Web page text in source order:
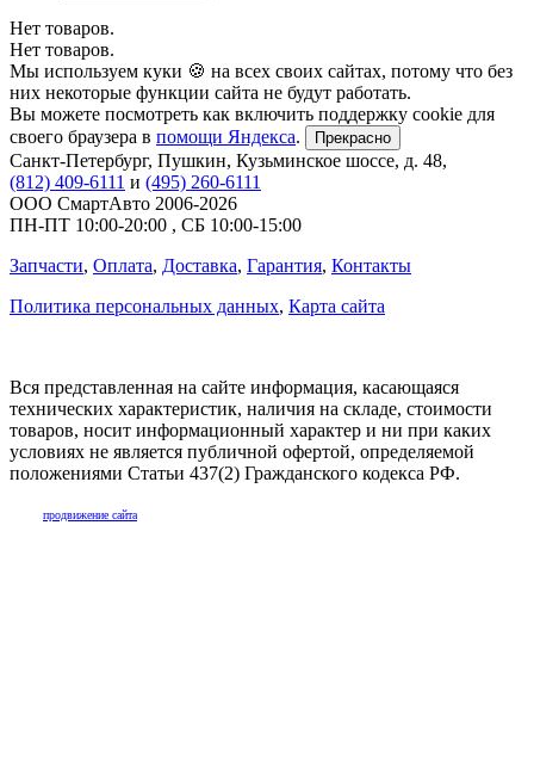
Нет товаров.
Нет товаров.
Мы используем куки 🍪 на всех своих сайтах, потому что без
них некоторые функции сайта не будут работать.
Вы можете посмотреть как включить поддержку cookie для
своего браузера в помощи Яндекса. Прекрасно
Санкт-Петербург, Пушкин, Кузьминское шоссе, д. 48,
(812) 409-6111 и (495) 260-6111
ООО СмартАвто 2006-2026
ПН-ПТ 10:00-20:00 , СБ 10:00-15:00
Запчасти, Оплата, Доставка, Гарантия, Контакты
Политика персональных данных, Карта сайта
Вся представленная на сайте информация, касающаяся
технических характеристик, наличия на складе, стоимости
товаров, носит информационный характер и ни при каких
условиях не является публичной офертой, определяемой
положениями Статьи 437(2) Гражданского кодекса РФ.
продвижение сайта